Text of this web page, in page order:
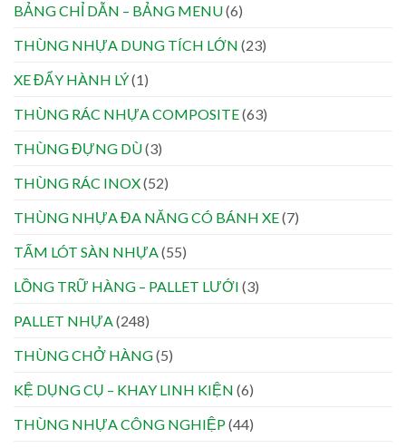
BẢNG CHỈ DẪN – BẢNG MENU(6)
THÙNG NHỰA DUNG TÍCH LỚN (23)
XE ĐẨY HÀNH LÝ(1)
THÙNG RÁC NHỰA COMPOSITE(63)
THÙNG ĐỰNG DÙ(3)
THÙNG RÁC INOX(52)
THÙNG NHỰA ĐA NĂNG CÓ BÁNH XE(7)
TẤM LÓT SÀN NHỰA (55)
LỒNG TRỮ HÀNG – PALLET LƯỚI (3)
PALLET NHỰA (248)
THÙNG CHỞ HÀNG(5)
KỆ DỤNG CỤ – KHAY LINH KIỆN (6)
THÙNG NHỰA CÔNG NGHIỆP(44)